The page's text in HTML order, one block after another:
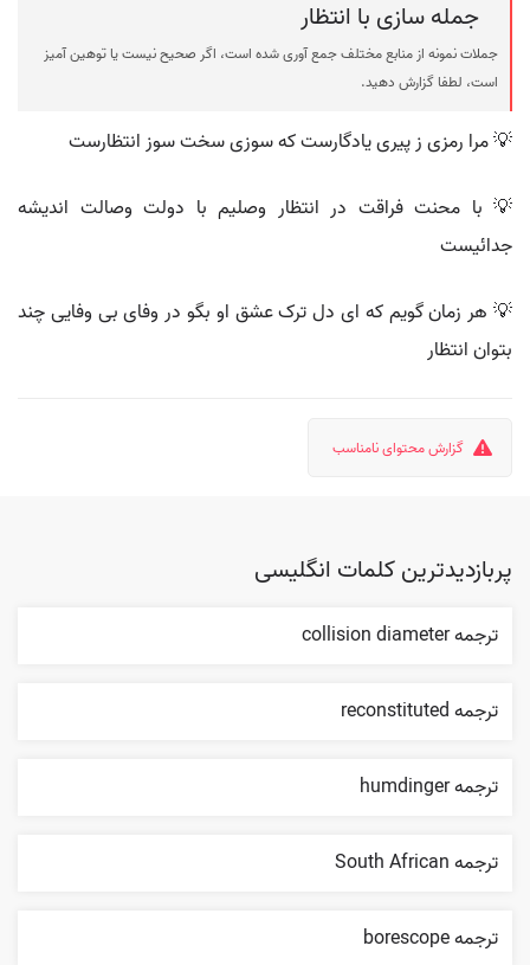
جمله سازی با انتظار
جملات نمونه از منابع مختلف جمع آوری شده است، اگر صحیح نیست یا توهین آمیز
است، لطفا گزارش دهید.
💡 مرا رمزی ز پیری یادگارست که سوزی سخت سوز انتظارست
💡 با محنت فراقت در انتظار وصلیم با دولت وصالت اندیشه
جدائیست
💡 هر زمان گویم که ای دل ترک عشق او بگو در وفای بی وفایی چند
بتوان انتظار
گزارش محتوای نامناسب
پربازدیدترین کلمات انگلیسی
ترجمه collision diameter
ترجمه reconstituted
ترجمه humdinger
ترجمه South African
ترجمه borescope